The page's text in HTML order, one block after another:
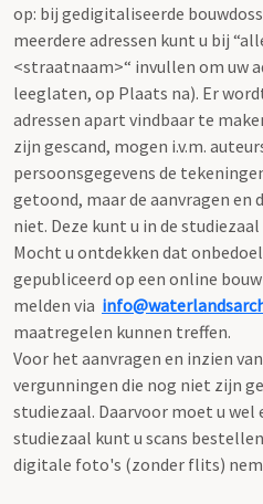
op: bij gedigitaliseerde
meerdere adressen kunt u bij
<straatnaam>“ invullen om uw
leeglaten, op Plaats na). Er
adressen apart vindbaar te
zijn gescand, mogen i.v.m.
persoonsgegevens de
getoond, maar de aanvragen en
niet. Deze kunt u in de
Mocht u ontdekken dat
gepubliceerd op een online
melden via
maatregelen kunnen treffen.
Voor het aanvragen en inzien
vergunningen die nog niet zijn
studiezaal. Daarvoor moet u wel
studiezaal kunt u scans
digitale foto's (zonder flits)